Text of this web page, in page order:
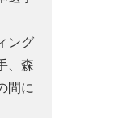
ング
、森
間に